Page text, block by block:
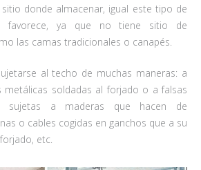
donde almacenar, igual este tipo de
favorece, ya que no tiene sitio de
las camas tradicionales o canapés.
al techo de muchas maneras: a
metálicas soldadas al forjado o a falsas
sujetas a maderas que hacen de
o cables cogidas en ganchos que a su
etc.